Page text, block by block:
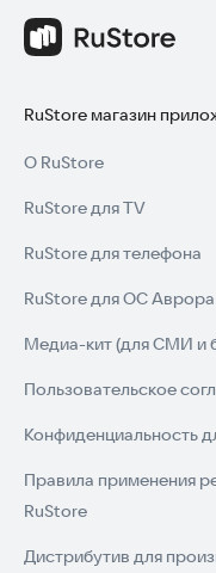
RuStore магазин
О RuStore
RuStore для TV
RuStore для телефона
RuStore для ОС Аврора
Медиа-кит (для СМИ и
Пользовательское
Конфиденциальность
Правила применения
RuStore
Дистрибутив для